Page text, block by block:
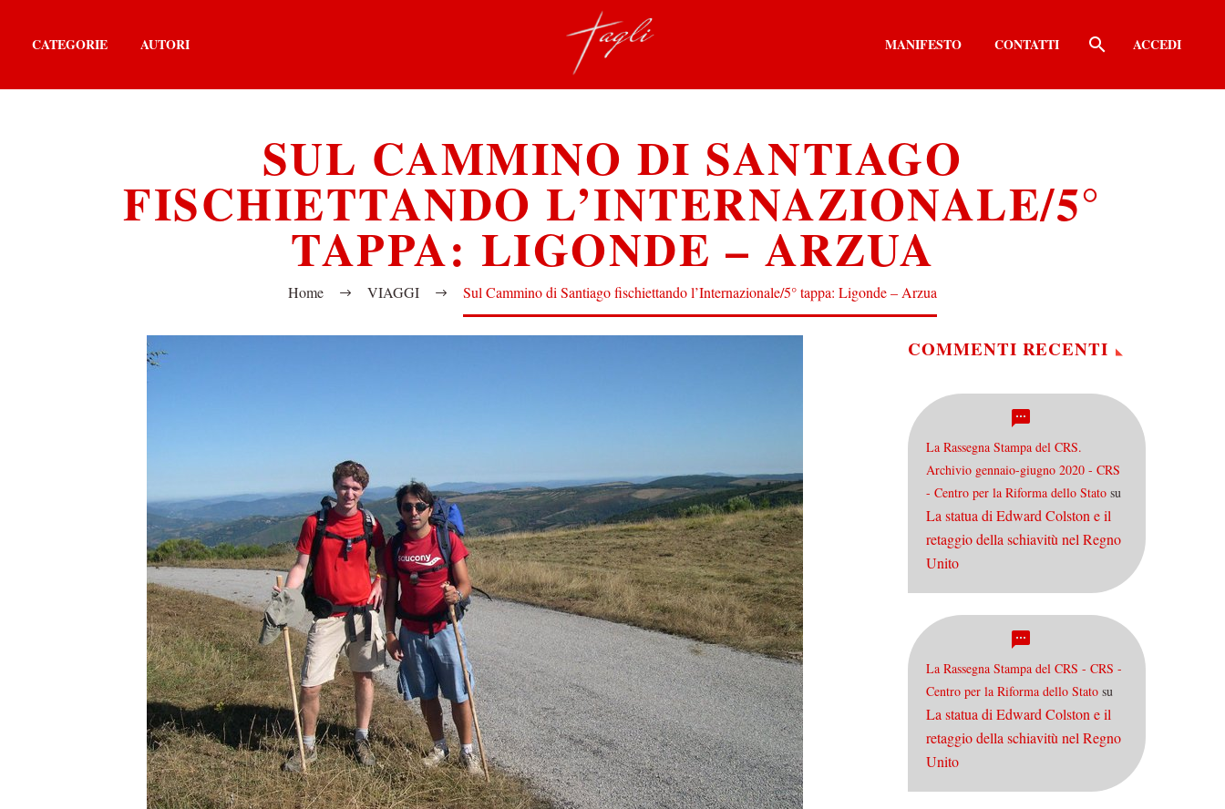
CATEGORIE AUTORI MANIFESTO CONTATTI ACCEDI
SUL CAMMINO DI SANTIAGO
FISCHIETTANDO L’INTERNAZIONALE/5°
TAPPA: LIGONDE – ARZUA
Home VIAGGI Sul Cammino di Santiago fischiettando l’Internazionale/5° tappa: Ligonde – Arzua
COMMENTI RECENTI
La Rassegna Stampa del CRS.
Archivio gennaio-giugno 2020 - CRS
- Centro per la Riforma dello Stato su
La statua di Edward Colston e il
retaggio della schiavitù nel Regno
Unito
La Rassegna Stampa del CRS - CRS -
Centro per la Riforma dello Stato su
La statua di Edward Colston e il
retaggio della schiavitù nel Regno
Unito